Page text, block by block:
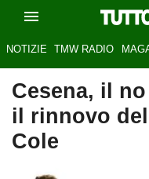
NOTIZIE TMW RADIO
Cesena, il
il rinnovo
Cole